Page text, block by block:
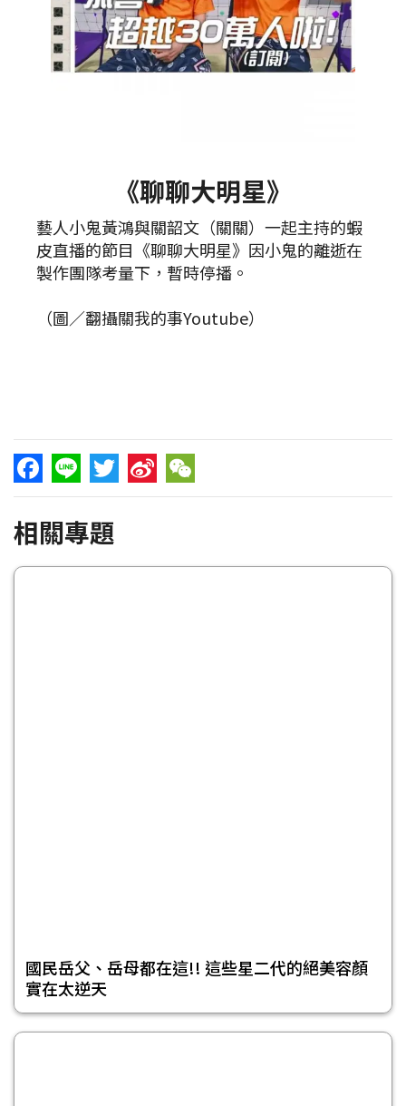
《聊聊大明星》
藝人小鬼黃鴻與關韶文（關關）一起主持的蝦
皮直播的節目《聊聊大明星》因小鬼的離逝在
製作團隊考量下，暫時停播。
（圖／翻攝關我的事Youtube）
Facebook
Line TwitterSina WeChat
相關專題
國民岳父、岳母都在這!! 這些星二代的絕美容顏
實在太逆天